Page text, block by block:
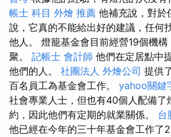
帳士 科目 外燴 推薦 他補充說，對於
說，它真的不能給出好的建議，任何
他人。 燈籠基金會目前經營19個機
聚。 記帳士 會計師 他們在定居點中
他們的人。 社團法人 外燴公司 提供
百名員工為基金會工作。 yahoo關鍵
社會專業人士，但也有40個人配備了
約，因此他們有定期的就業關係。 台
他已經在今年的三十年基金會工作了